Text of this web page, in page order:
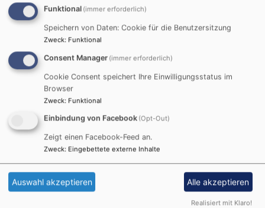
Datenschutzeinstellungen verwalten
Funktional (immer erforderlich)
Speichern von Daten: Cookie für die Benutzersitzung
Zweck: Funktional
Consent Manager (immer erforderlich)
Cookie Consent speichert Ihre Einwilligungsstatus im
Browser
Zweck: Funktional
Einbindung von Facebook (Opt-Out)
Zeigt einen Facebook-Feed an.
Zweck: Eingebettete externe Inhalte
Auswahl akzeptieren Alle akzeptieren
Realisiert mit Klaro!